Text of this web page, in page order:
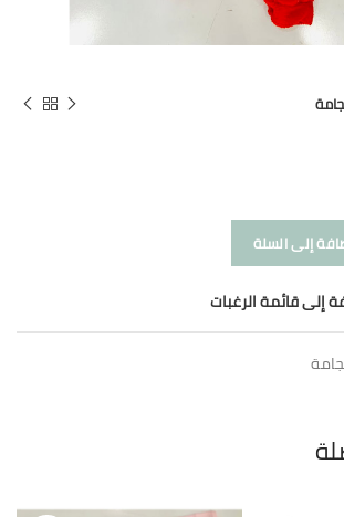
إلى السلة
إلى قائمة الرغبات